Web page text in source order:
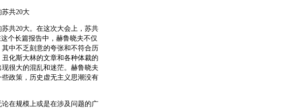
共20大
共20大。在这次大会上，苏共
个长篇报告中，赫鲁晓夫不仅
中不乏刻意的夸张和不符合历
化斯大林的文章和各种体裁的
很大的混乱和迷茫。赫鲁晓夫
政策，历史虚无主义思潮没有
在规模上或是在涉及问题的广